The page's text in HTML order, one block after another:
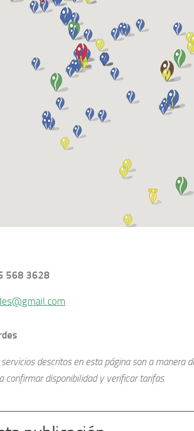
568 3628
descritos en esta página son a manera
confirmar disponibilidad y verificar tarifas.